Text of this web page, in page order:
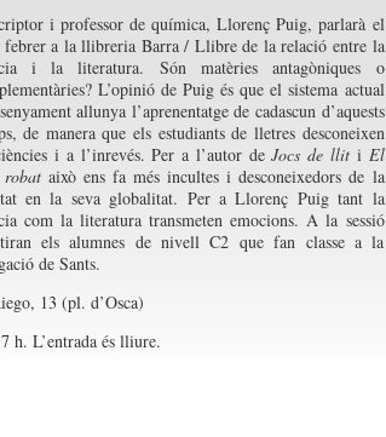
i professor de química, Llorenç Puig, parlarà el
febrer a la llibreria Barra / Llibre de la relació entre la
i la literatura. Són matèries antagòniques o
L’opinió de Puig és que el sistema actual
allunya l’aprenentatge de cadascun d’aquests
de manera que els estudiants de lletres desconeixen
i a l’inrevés. Per a l’autor deJocs de lliti El
això ens fa més incultes i desconeixedors de la
en la seva globalitat. Per a Llorenç Puig tant la
com la literatura transmeten emocions. A la sessió
els alumnes de nivell C2 que fan classe a la
de Sants.
13 (pl. d’Osca)
h. L’entrada és lliure.